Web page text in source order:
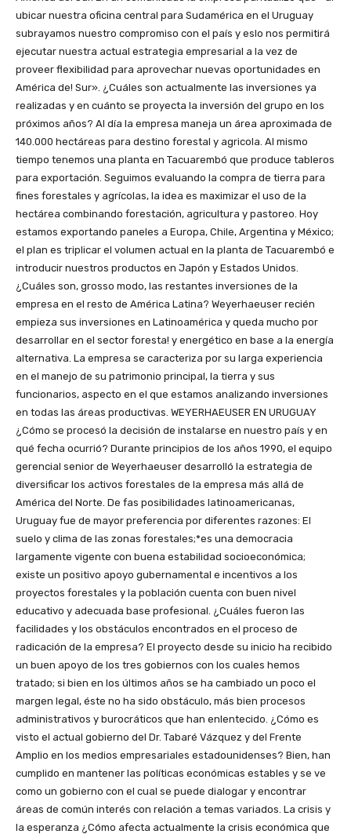
ubicar nuestra oficina central para Sudamérica en el Uruguay
subrayamos nuestro compromiso con el país y eslo nos permitirá
ejecutar nuestra actual estrategia empresarial a la vez de
proveer flexibilidad para aprovechar nuevas oportunidades en
América de! Sur». ¿Cuáles son actualmente las inversiones ya
realizadas y en cuánto se proyecta la inversión del grupo en los
próximos años? Al día la empresa maneja un área aproximada de
140.000 hectáreas para destino forestal y agricola. Al mismo
tiempo tenemos una planta en Tacuarembó que produce tableros
para exportación. Seguimos evaluando la compra de tierra para
fines forestales y agrícolas, la idea es maximizar el uso de la
hectárea combinando forestación, agricultura y pastoreo. Hoy
estamos exportando paneles a Europa, Chile, Argentina y México;
el plan es triplicar el volumen actual en la planta de Tacuarembó e
introducir nuestros productos en Japón y Estados Unidos.
¿Cuáles son, grosso modo, las restantes inversiones de la
empresa en el resto de América Latina? Weyerhaeuser recién
empieza sus inversiones en Latinoamérica y queda mucho por
desarrollar en el sector foresta! y energético en base a la energía
alternativa. La empresa se caracteriza por su larga experiencia
en el manejo de su patrimonio principal, la tierra y sus
funcionarios, aspecto en el que estamos analizando inversiones
en todas las áreas productivas. WEYERHAEUSER EN URUGUAY
¿Cómo se procesó la decisión de instalarse en nuestro país y en
qué fecha ocurrió? Durante principios de los años 1990, el equipo
gerencial senior de Weyerhaeuser desarrolló la estrategia de
diversificar los activos forestales de la empresa más allá de
América del Norte. De fas posibilidades latinoamericanas,
Uruguay fue de mayor preferencia por diferentes razones: El
suelo y clima de las zonas foresta!es;*es una democracia
largamente vigente con buena estabilidad socioeconómica;
existe un positivo apoyo gubernamental e incentivos a los
proyectos forestales y la población cuenta con buen nivel
educativo y adecuada base profesional. ¿Cuáles fueron las
facilidades y los obstáculos encontrados en el proceso de
radicación de la empresa? El proyecto desde su inicio ha recibido
un buen apoyo de los tres gobiernos con los cuales hemos
tratado; si bien en los últimos años se ha cambiado un poco el
margen legal, éste no ha sido obstáculo, más bien procesos
administrativos y burocráticos que han enlentecido. ¿Cómo es
visto el actual gobierno del Dr. Tabaré Vázquez y del Frente
Amplio en los medios empresariales estadounidenses? Bien, han
cumplido en mantener las políticas económicas estables y se ve
como un gobierno con el cual se puede dialogar y encontrar
áreas de común interés con relación a temas variados. La crisis y
la esperanza ¿Cómo afecta actualmente la crisis económica que